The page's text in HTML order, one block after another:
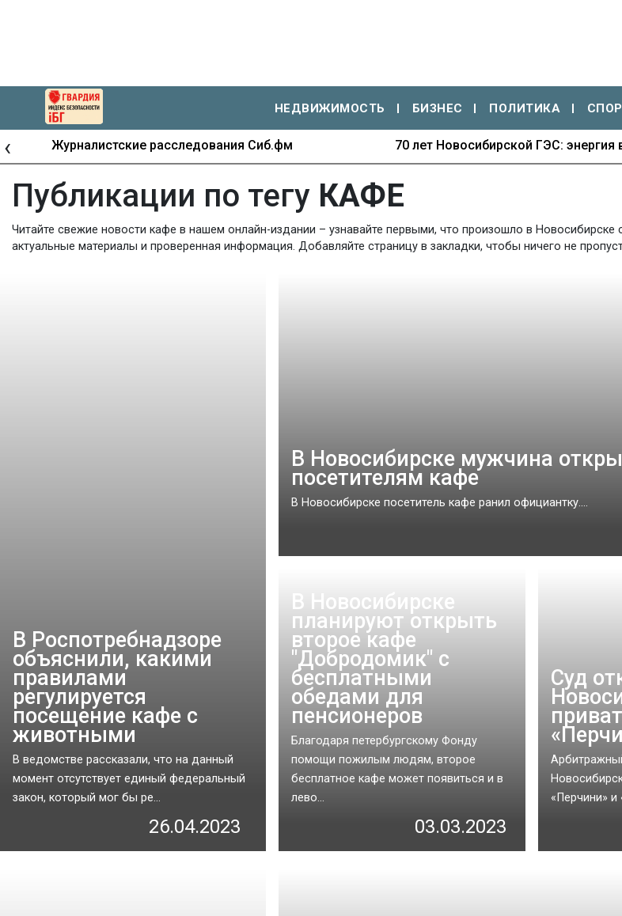
НЕДВИЖИМОСТЬ БИЗНЕС ПОЛИТИКА
Журналистские расследования Сиб.фм 70 лет Новосибирской ГЭС: энергия
‹
Публикации по тегу КАФЕ
Читайте свежие новости кафе в нашем онлайн-издании – узнавайте первыми, что произошло в
актуальные материалы и проверенная информация. Добавляйте страницу в закладки, чтобы ничего не
В Роспотребнадзоре
объяснили, какими
правилами
регулируется
посещение кафе с
животными
В ведомстве рассказали, что на данный
момент отсутствует единый федеральный
закон, который мог бы ре...
26.04.2023
В Новосибирске мужчина
посетителям кафе
В Новосибирске посетитель кафе ранил официантку....
В Новосибирске
планируют открыть
второе кафе
"Добродомик" с
бесплатными
обедами для
пенсионеров
Благодаря петербургскому Фонду
помощи пожилым людям, второе
бесплатное кафе может появиться и в
лево...
03.03.2023
Суд
«Перчини» и